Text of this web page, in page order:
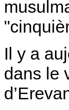
Il y a
dans le